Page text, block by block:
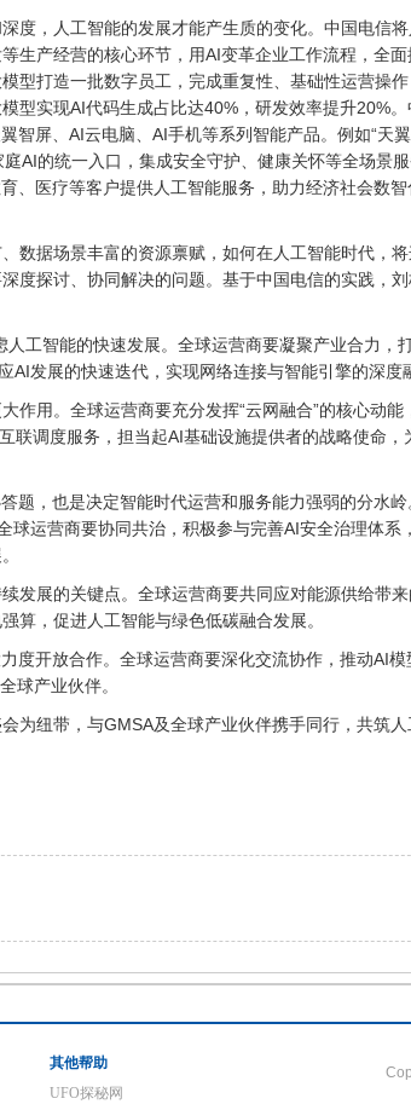
度，人工智能的发展才能产生质的变化。中国电信
生产经营的核心环节，用AI变革企业工作流程，全面
型打造一批数字员工，完成重复性、基础性运营操
型实现AI代码生成占比达40%，研发效率提升20%
智屏、AI云电脑、AI手机等系列智能产品。例如“天
AI的统一入口，集成安全守护、健康关怀等全场景
、医疗等客户提供人工智能服务，助力经济社会数智
数据场景丰富的资源禀赋，如何在人工智能时代，
度探讨、协同解决的问题。基于中国电信的实践，
工智能的快速发展。全球运营商要凝聚产业合力，
发展的快速迭代，实现网络连接与智能引擎的深度
作用。全球运营商要充分发挥“云网融合”的核心动能
联调度服务，担当起AI基础设施提供者的战略使命，
题，也是决定智能时代运营和服务能力强弱的分水
球运营商要协同共治，积极参与完善AI安全治理体系
发展的关键点。全球运营商要共同应对能源供给带
算，促进人工智能与绿色低碳融合发展。
度开放合作。全球运营商要深化交流协作，推动AI模
球产业伙伴。
为纽带，与GMSA及全球产业伙伴携手同行，共筑
其他帮助
UFO探秘网